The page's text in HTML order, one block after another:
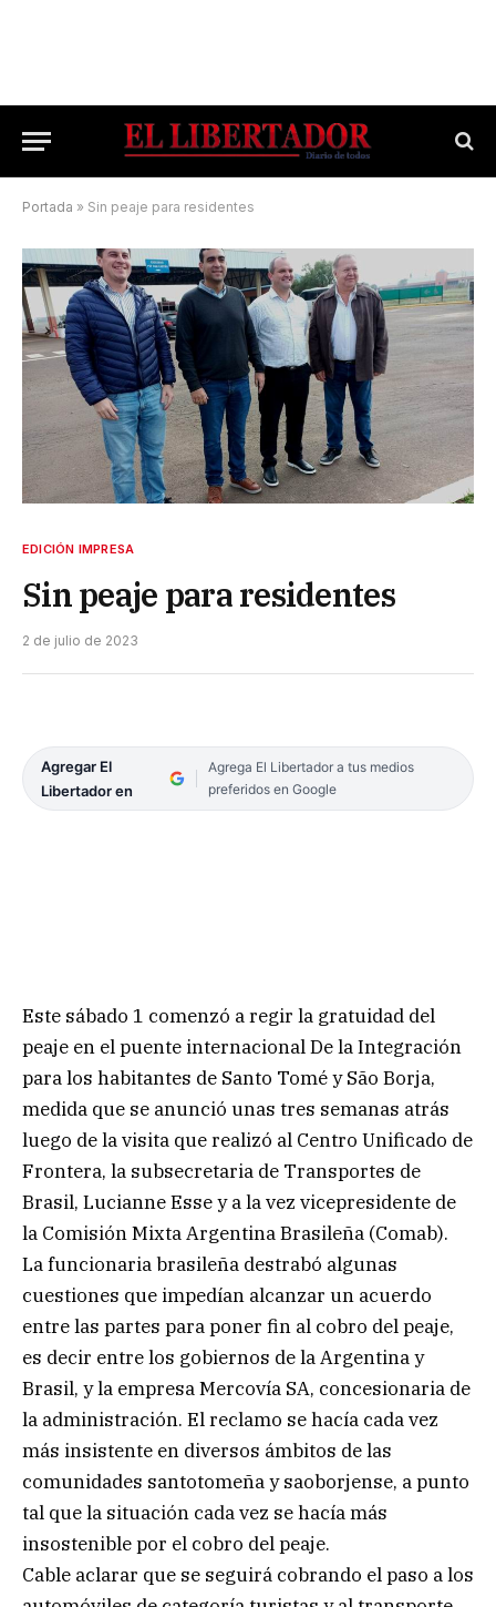
Portada » Sin peaje para residentes
EDICIÓN IMPRESA
Sin peaje para residentes
2 de julio de 2023
Agregar El
Libertador en
Agrega El Libertador a tus medios
preferidos en Google
Este sábado 1 comenzó a regir la gratuidad del
peaje en el puente internacional De la Integración
para los habitantes de Santo Tomé y São Borja,
medida que se anunció unas tres semanas atrás
luego de la visita que realizó al Centro Unificado de
Frontera, la subsecretaria de Transportes de
Brasil, Lucianne Esse y a la vez vicepresidente de
la Comisión Mixta Argentina Brasileña (Comab).
La funcionaria brasileña destrabó algunas
cuestiones que impedían alcanzar un acuerdo
entre las partes para poner fin al cobro del peaje,
es decir entre los gobiernos de la Argentina y
Brasil, y la empresa Mercovía SA, concesionaria de
la administración. El reclamo se hacía cada vez
más insistente en diversos ámbitos de las
comunidades santotomeña y saoborjense, a punto
tal que la situación cada vez se hacía más
insostenible por el cobro del peaje.
Cable aclarar que se seguirá cobrando el paso a los